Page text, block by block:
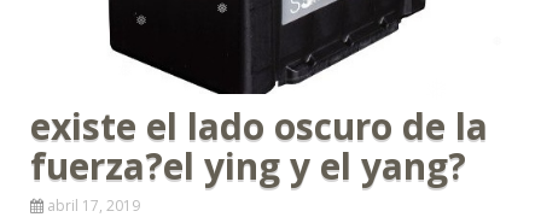
existe el lado oscuro de la
fuerza?el ying y el yang?
abril 17, 2019